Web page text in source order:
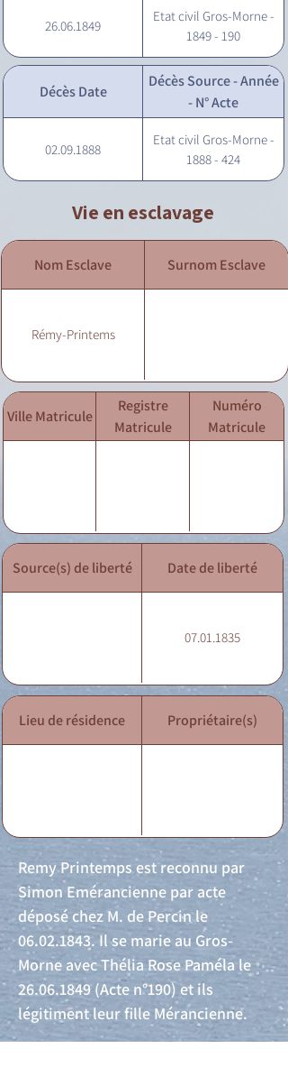
26.06.1849
Etat civil Gros-Morne -
1849 - 190
Décès Date
Décès Source - Année
- N° Acte
02.09.1888
Etat civil Gros-Morne -
1888 - 424
Vie en esclavage
Nom Esclave Surnom Esclave
Rémy-Printems
Ville Matricule
Registre
Matricule
Numéro
Matricule
Source(s) de liberté Date de liberté
07.01.1835
Lieu de résidence Propriétaire(s)
Remy Printemps est reconnu par
Simon Emérancienne par acte
déposé chez M. de Percin le
06.02.1843. Il se marie au Gros-
Morne avec Thélia Rose Paméla le
26.06.1849(Acte n°190) et ils
légitiment leur fille Mérancienne.